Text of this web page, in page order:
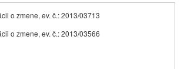
o zmene, ev. č.: 2013/03713
o zmene, ev. č.: 2013/03566